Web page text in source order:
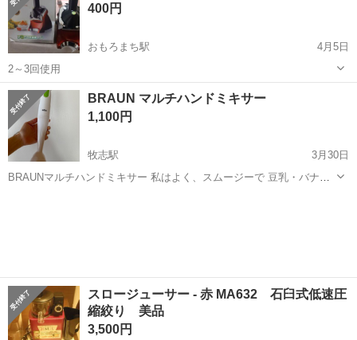
400円
おもろまち駅
4月5日
2～3回使用
沖縄 那覇市 キッチン家電
BRAUN マルチハンドミキサー
1,100円
牧志駅
3月30日
BRAUNマルチハンドミキサー 私はよく、スムージーで 豆乳・バナ
スロージューサー - 赤 MA632 石臼式低速圧
縮絞り 美品
3,500円